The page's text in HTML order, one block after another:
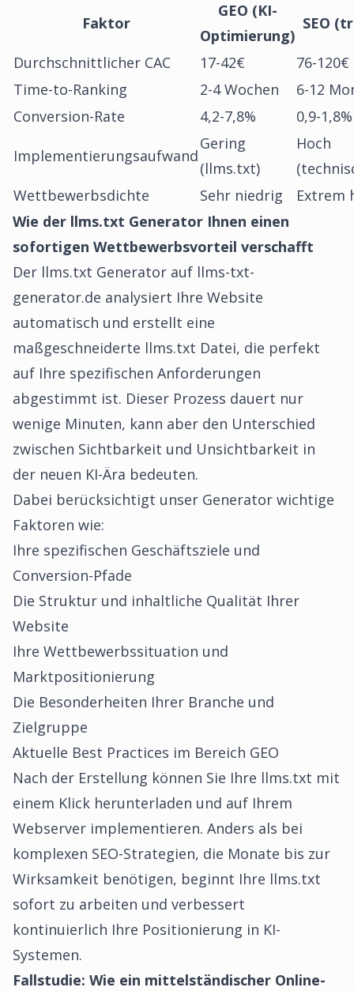
Faktor
GEO (KI-
Optimierung)
SEO
Durchschnittlicher CAC 17-42€
76-120€
Time-to-Ranking
2-4 Wochen
6-12
Conversion-Rate
4,2-7,8% 0,9-1,8%
Implementierungsaufwand
Gering
(llms.txt)
Hoch
Wettbewerbsdichte
Sehr niedrig
Extrem
Wie der llms.txt Generator Ihnen einen
sofortigen Wettbewerbsvorteil verschafft
Der llms.txt Generator auf llms-txt-
generator.de analysiert Ihre Website
automatisch und erstellt eine
maßgeschneiderte llms.txt Datei, die perfekt
auf Ihre spezifischen Anforderungen
abgestimmt ist. Dieser Prozess dauert nur
wenige Minuten, kann aber den Unterschied
zwischen Sichtbarkeit und Unsichtbarkeit in
der neuen KI-Ära bedeuten.
Dabei berücksichtigt unser Generator wichtige
Faktoren wie:
Ihre spezifischen Geschäftsziele und
Conversion-Pfade
Die Struktur und inhaltliche Qualität Ihrer
Website
Ihre Wettbewerbssituation und
Marktpositionierung
Die Besonderheiten Ihrer Branche und
Zielgruppe
Aktuelle Best Practices im Bereich GEO
Nach der Erstellung können Sie Ihre llms.txt mit
einem Klick herunterladen und auf Ihrem
Webserver implementieren. Anders als bei
komplexen SEO-Strategien, die Monate bis zur
Wirksamkeit benötigen, beginnt Ihre llms.txt
sofort zu arbeiten und verbessert
kontinuierlich Ihre Positionierung in KI-
Systemen.
Fallstudie: Wie ein mittelständischer Online-